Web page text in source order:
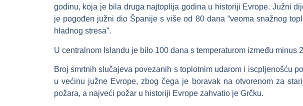
godinu, koja je bila druga najtoplija godina u historiji Evrope. Južni
je pogođen južni dio Španije s više od 80 dana “veoma snažnog
hladnog stresa”.
U centralnom Islandu je bilo 100 dana s temperaturom između minus
Broj smrtnih slučajeva povezanih s toplotnim udarom i iscpljenošću
u većinu južne Evrope, zbog čega je boravak na otvorenom za
požara, a najveći požar u historiji Evrope zahvatio je Grčku.